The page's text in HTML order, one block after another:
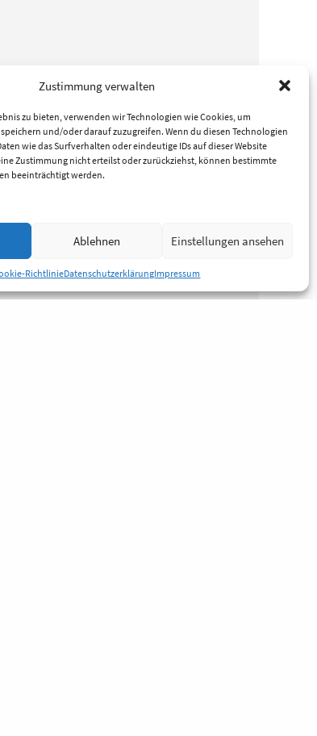
Zustimmung verwalten
zu bieten, verwenden wir Technologien wie Cookies, um
und/oder darauf zuzugreifen. Wenn du diesen Technologien
wie das Surfverhalten oder eindeutige IDs auf dieser Website
Zustimmung nicht erteilst oder zurückziehst, können bestimmte
beeinträchtigt werden.
Ablehnen Einstellungen ansehen
RichtlinieDatenschutzerklärungImpressum